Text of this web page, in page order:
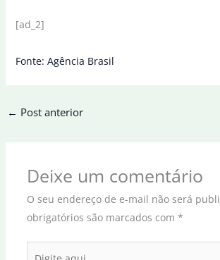
[ad_2]
Fonte: Agência Brasil
← Post anterior
Deixe um comentário
O seu endereço de e-mail não será
obrigatórios são marcados com *